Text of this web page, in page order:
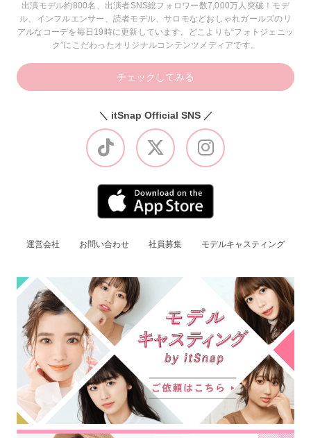
出演モデル約800名、出演者SNS総フォロワー数7,000万人突破！モデ
ル、インフルエンサー、読者モデル、サロモなどおしゃれガールズのリ
アルなコーデを毎日19時に更新しています。どこよりも“フォトジェニッ
ク”にこだわったオリジナルコンテンツメディアです。
チェックしてみる
＼ itSnap Official SNS ／
運営会社 お問い合わせ 社員募集 モデルキャスティング